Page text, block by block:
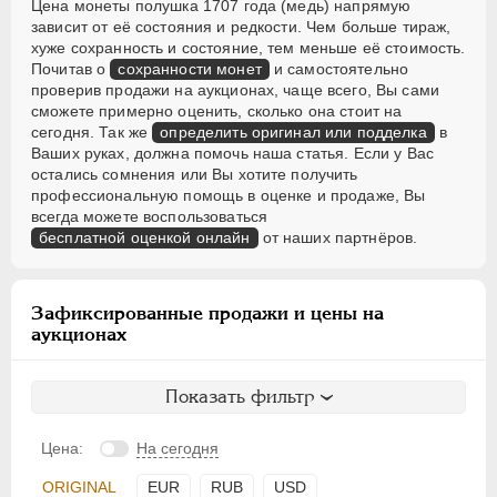
Цена монеты полушка 1707 года (медь) напрямую
зависит от её состояния и редкости. Чем больше тираж,
хуже сохранность и состояние, тем меньше её стоимость.
Почитав о сохранности монет и самостоятельно
проверив продажи на аукционах, чаще всего, Вы сами
сможете примерно оценить, сколько она стоит на
сегодня. Так же определить оригинал или подделка в
Ваших руках, должна помочь наша статья. Если у Вас
остались сомнения или Вы хотите получить
профессиональную помощь в оценке и продаже, Вы
всегда можете воспользоваться
бесплатной оценкой онлайн от наших партнёров.
Зафиксированные продажи и цены на
аукционах
Показать фильтр
Цена: На сегодня
ORIGINAL EUR RUB USD